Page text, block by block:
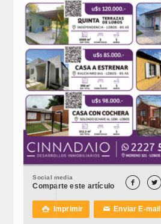
Social media
Comparte este artículo  
 Imprimir ✉Enviar E-mail